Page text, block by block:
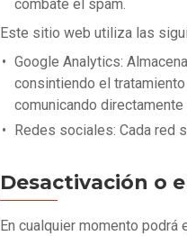
combate el spam.
Este sitio web utiliza las
Google Analytics:
consintiendo el
comunicando directamente
Redes sociales: Cada red
Desactivación o
En cualquier momento